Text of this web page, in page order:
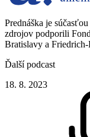
Prednáška je
zdrojov podporili
Bratislavy a
Ďalší podcast
18. 8. 2023